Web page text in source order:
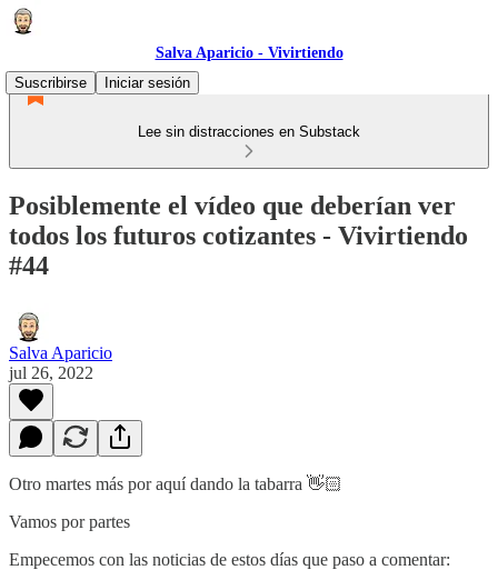
Salva Aparicio - Vivirtiendo
Suscribirse
Iniciar sesión
Lee sin distracciones en Substack
Posiblemente el vídeo que deberían ver
todos los futuros cotizantes - Vivirtiendo
#44
Salva Aparicio
jul 26, 2022
Otro martes más por aquí dando la tabarra 👋🏻
Vamos por partes
Empecemos con las noticias de estos días que paso a comentar: